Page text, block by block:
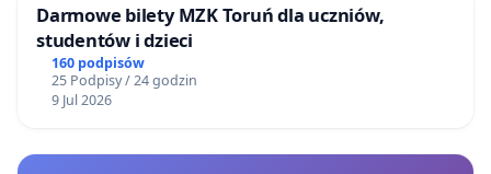
Darmowe bilety MZK Toruń dla uczniów,
studentów i dzieci
160 podpisów
25 Podpisy / 24 godzin
9 Jul 2026